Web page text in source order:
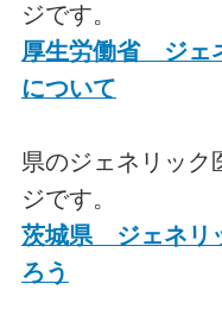
ジです。
厚生労働省 ジェ
について
県のジェネリック
ジです。
茨城県 ジェネリ
ろう